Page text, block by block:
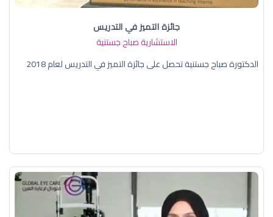
جائزة التميز في التدريس
الاستشارية صباح جستنية
الدكتورة صباح جستنية تحصل على جائزة التميز في التدريس لعام 2018